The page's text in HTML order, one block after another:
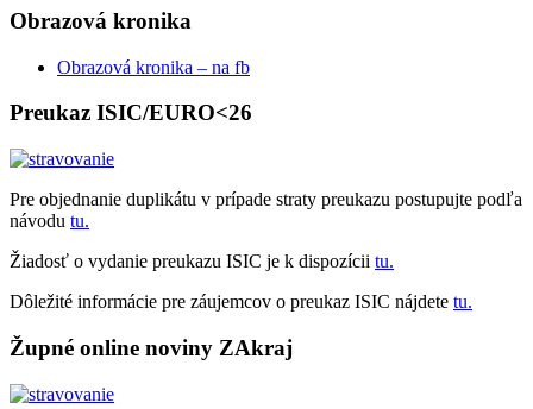
Obrazová kronika
Obrazová kronika – na fb
Preukaz ISIC/EURO<26
Pre objednanie duplikátu v prípade straty preukazu postupujte podľa
návodu tu.
Žiadosť o vydanie preukazu ISIC je k dispozícii tu.
Dôležité informácie pre záujemcov o preukaz ISIC nájdete tu.
Župné online noviny ZAkraj